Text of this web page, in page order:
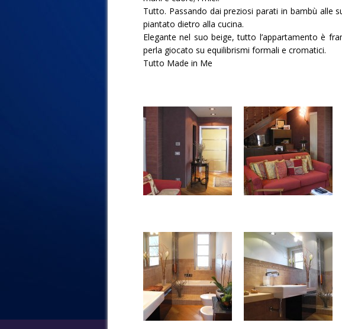
Tutto. Passando dai preziosi parati in bambù alle
piantato dietro alla cucina.
Elegante nel suo beige, tutto l’appartamento è
perla giocato su equilibrismi formali e cromatici.
Tutto Made in Me